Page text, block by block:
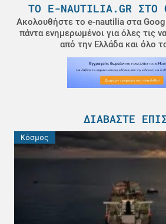
ΤΟ E-NAUTILIA.GR ΣΤΟ
Ακολουθήστε το e-nautilia στα
πάντα ενημερωμένοι για όλες τις
από την Ελλάδα και όλο
ΔΙΑΒΆΣΤΕ
Κόσμος